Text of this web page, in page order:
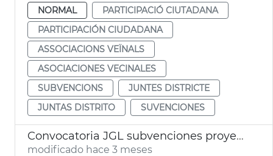
NORMAL
PARTICIPACIÓ CIUTADANA
PARTICIPACIÓN CIUDADANA
ASSOCIACIONS VEÏNALS
ASOCIACIONES VECINALES
SUBVENCIONS
JUNTES DISTRICTE
JUNTAS DISTRITO
SUVENCIONES
Convocatoria JGL subvenciones proyectes acción social Ayuntamiento València
modificado hace 3 meses